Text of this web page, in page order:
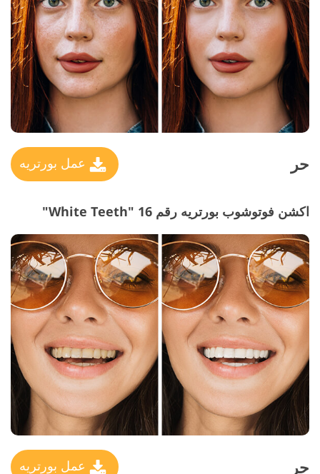
حر عمل بورتريه
اكشن فوتوشوب بورتريه رقم 16 "White Teeth"
حر عمل بورتريه